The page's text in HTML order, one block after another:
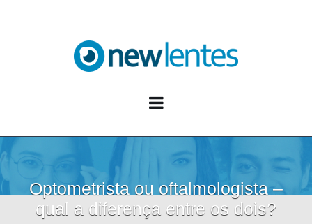
Optometrista ou oftalmologista –
qual a diferença entre os dois?